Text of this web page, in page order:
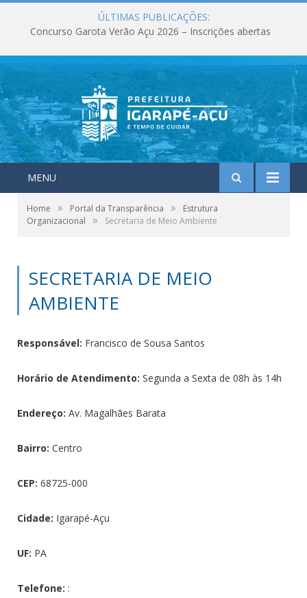
ÚLTIMAS PUBLICAÇÕES:
Concurso Garota Verão Açu 2026 – Inscrições abertas
MENU
Home » Portal da Transparência »
Estrutura
Organizacional
» Secretaria de Meio Ambiente
SECRETARIA DE MEIO
AMBIENTE
Responsável: Francisco de Sousa Santos
Horário de Atendimento: Segunda a Sexta de 08h às 14h
Endereço: Av. Magalhães Barata
Bairro: Centro
CEP: 68725-000
Cidade: Igarapé-Açu
UF: PA
Telefone: :